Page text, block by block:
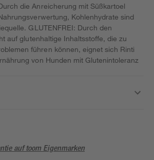
die Anreicherung mit Süßkartoel
Kohlenhydrate sind
GLUTENFREI: Durch den
auf glutenhaltige Inhaltsstoffe, die zu
führen können, eignet sich Rinti
von Hunden mit Glutenintoleranz
auf toom Eigenmarken